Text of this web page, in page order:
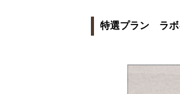
特選プラン ラボ